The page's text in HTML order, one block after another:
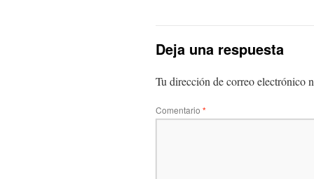
Deja una respuesta
Tu dirección de correo electrónico
Comentario *